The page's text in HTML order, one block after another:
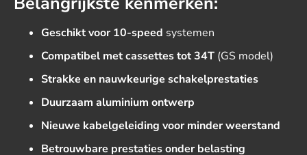
Geschikt voor 10-speed systemen
Compatibel met cassettes tot 34T (GS model)
Strakke en nauwkeurige schakelprestaties
Duurzaam aluminium ontwerp
Nieuwe kabelgeleiding voor minder weerstand
Betrouwbare prestaties onder belasting